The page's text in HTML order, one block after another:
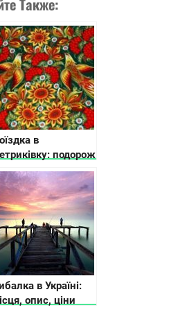
Также:
в
подорож
України
в Україні:
опис, ціни